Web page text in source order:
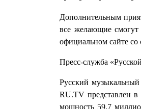
Дополнительным
все желающие
официальном сайте со
Пресс-служба
Русский
RU.TV представлен
мощность 59,7